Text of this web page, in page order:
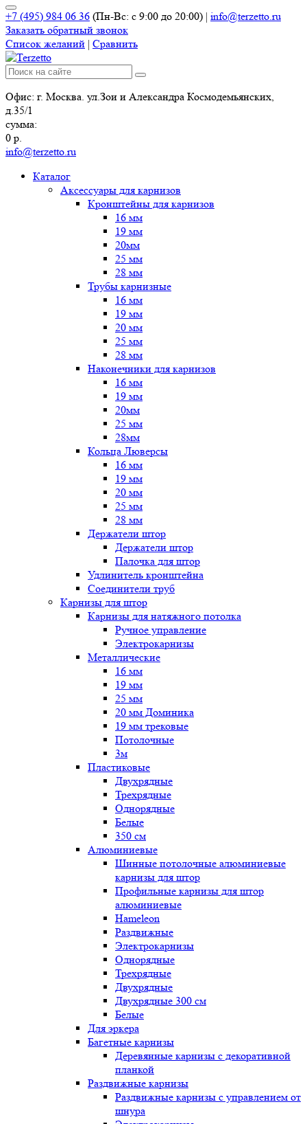
+7 (495) 984 06 36 (Пн-Вс: с 9:00 до 20:00) | info@terzetto.ru
Заказать обратный звонок
Список желаний | Сравнить
Офис: г. Москва. ул.Зои и Александра Космодемьянских,
д.35/1
сумма:
0 р.
info@terzetto.ru
Каталог
Аксессуары для карнизов
Кронштейны для карнизов
16 мм
19 мм
20мм
25 мм
28 мм
Трубы карнизные
16 мм
19 мм
20 мм
25 мм
28 мм
Наконечники для карнизов
16 мм
19 мм
20мм
25 мм
28мм
Кольца Люверсы
16 мм
19 мм
20 мм
25 мм
28 мм
Держатели штор
Держатели штор
Палочка для штор
Удлинитель кронштейна
Соединители труб
Карнизы для штор
Карнизы для натяжного потолка
Ручное управление
Электрокарнизы
Металлические
16 мм
19 мм
25 мм
20 мм Доминика
19 мм трековые
Потолочные
3м
Пластиковые
Двухрядные
Трехрядные
Однорядные
Белые
350 см
Алюминиевые
Шинные потолочные алюминиевые
карнизы для штор
Профильные карнизы для штор
алюминиевые
Hameleon
Раздвижные
Электрокарнизы
Однорядные
Трехрядные
Двухрядные
Двухрядные 300 см
Белые
Для эркера
Багетные карнизы
Деревянные карнизы с декоративной
планкой
Раздвижные карнизы
Раздвижные карнизы с управлением от
шнура